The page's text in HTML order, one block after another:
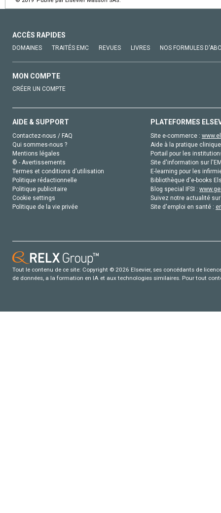
ACCÈS RAPIDES
DOMAINES TRAITÉS EMC REVUES LIVRES NOS FORMULES
MON COMPTE
CRÉER UN COMPTE
AIDE & SUPPORT
Contactez-nous / FAQ
Qui sommes-nous ?
Mentions légales
© - Avertissements
Termes et conditions d'utilisation
Politique rédactionnelle
Politique publicitaire
Cookie settings
Politique de la vie privée
PLATEFORMES
Site e-commerce :
Aide à la pratique
Portail pour les
Site d'information sur
E-learning pour les
Bibliothèque d'e-books
Blog special IFSI :
Suivez notre actualité
Site d'emploi en santé :
Tout le contenu de ce site: Copyright © 2026 Elsevier, ses concédants de
de données, a la formation en IA et aux technologies similaires. Pour tout